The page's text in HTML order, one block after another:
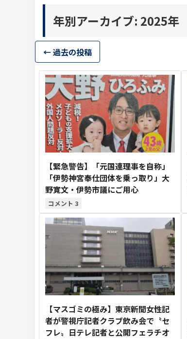
年別アーカイブ: 2025年
投稿ナビゲーション
←過去の投稿
【緊急警告】「元国連理事を自称」
「伊勢神宮奉仕団体を乗っ取り」大
野寛文・伊勢市議にご用心
3
【マスゴミの極み】東京新聞女性記
者が警視庁記者クラブ飲み会で〝セ
フレ〟日テレ記者と公開フェラチオ